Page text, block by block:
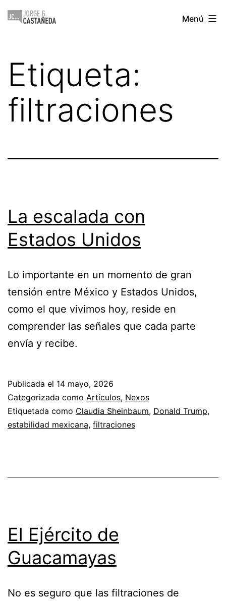
Saltar
Jorge
Menú
Etiqueta:
filtraciones
La escalada con
Estados Unidos
Lo importante en un momento de gran
tensión entre México y Estados Unidos,
como el que vivimos hoy, reside en
comprender las señales que cada parte
envía y recibe.
Publicada el 14 mayo, 2026
Categorizada como Artículos, Nexos
Etiquetada como Claudia Sheinbaum, Donald Trump,
estabilidad mexicana, filtraciones
El Ejército de
Guacamayas
No es seguro que las filtraciones de